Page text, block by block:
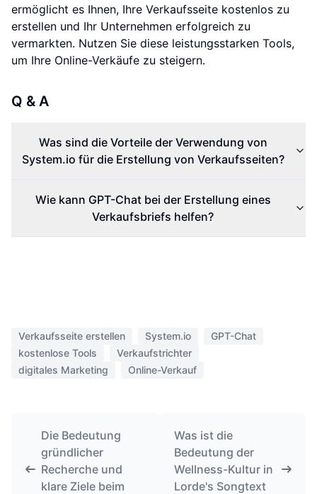
ermöglicht es Ihnen, Ihre Verkaufsseite kostenlos zu
erstellen und Ihr Unternehmen erfolgreich zu
vermarkten. Nutzen Sie diese leistungsstarken Tools,
um Ihre Online-Verkäufe zu steigern.
Q & A
Was sind die Vorteile der Verwendung von
System.io für die Erstellung von Verkaufsseiten?
Wie kann GPT-Chat bei der Erstellung eines
Verkaufsbriefs helfen?
Verkaufsseite erstellen System.io
GPT-Chat
kostenlose Tools
Verkaufstrichter
digitales Marketing
Online-Verkauf
Die Bedeutung
gründlicher
Recherche und
klare Ziele beim
Was ist die
Bedeutung der
Wellness-Kultur in
Lorde's Songtext